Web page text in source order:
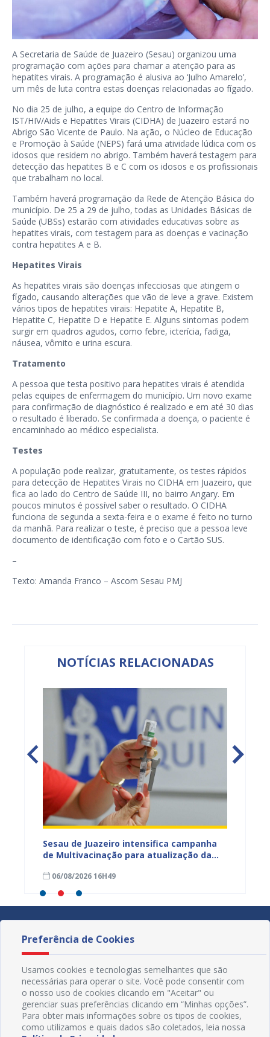
A Secretaria de Saúde de Juazeiro (Sesau) organizou uma
programação com ações para chamar a atenção para as
hepatites virais. A programação é alusiva ao ‘Julho Amarelo’,
um mês de luta contra estas doenças relacionadas ao fígado.
No dia 25 de julho, a equipe do Centro de Informação
IST/HIV/Aids e Hepatites Virais (CIDHA) de Juazeiro estará no
Abrigo São Vicente de Paulo. Na ação, o Núcleo de Educação
e Promoção à Saúde (NEPS) fará uma atividade lúdica com os
idosos que residem no abrigo. Também haverá testagem para
detecção das hepatites B e C com os idosos e os profissionais
que trabalham no local.
Também haverá programação da Rede de Atenção Básica do
município. De 25 a 29 de julho, todas as Unidades Básicas de
Saúde (UBSs) estarão com atividades educativas sobre as
hepatites virais, com testagem para as doenças e vacinação
contra hepatites A e B.
Hepatites Virais
As hepatites virais são doenças infecciosas que atingem o
fígado, causando alterações que vão de leve a grave. Existem
vários tipos de hepatites virais: Hepatite A, Hepatite B,
Hepatite C, Hepatite D e Hepatite E. Alguns sintomas podem
surgir em quadros agudos, como febre, icterícia, fadiga,
náusea, vômito e urina escura.
Tratamento
A pessoa que testa positivo para hepatites virais é atendida
pelas equipes de enfermagem do município. Um novo exame
para confirmação de diagnóstico é realizado e em até 30 dias
o resultado é liberado. Se confirmada a doença, o paciente é
encaminhado ao médico especialista.
Testes
A população pode realizar, gratuitamente, os testes rápidos
para detecção de Hepatites Virais no CIDHA em Juazeiro, que
fica ao lado do Centro de Saúde III, no bairro Angary. Em
poucos minutos é possível saber o resultado. O CIDHA
funciona de segunda a sexta-feira e o exame é feito no turno
da manhã. Para realizar o teste, é preciso que a pessoa leve
documento de identificação com foto e o Cartão SUS.
–
Texto: Amanda Franco – Ascom Sesau PMJ
NOTÍCIAS RELACIONADAS
Sesau de Juazeiro intensifica campanha
de Multivacinação para atualização da
06/08/2026 16H49
Preferência de Cookies
Usamos cookies e tecnologias semelhantes que são
necessárias para operar o site. Você pode consentir com
o nosso uso de cookies clicando em "Aceitar" ou
gerenciar suas preferências clicando em “Minhas opções”.
Para obter mais informações sobre os tipos de cookies,
como utilizamos e quais dados são coletados, leia nossa